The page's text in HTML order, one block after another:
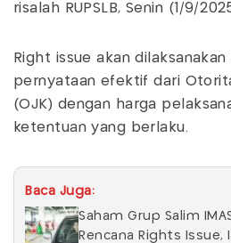
risalah RUPSLB, Senin (1/9/
Right issue akan
pernyataan efektif dari
(OJK) dengan harga
ketentuan yang berlaku.
Baca Juga:
Saham Grup Salim
Rencana Rights Issue,